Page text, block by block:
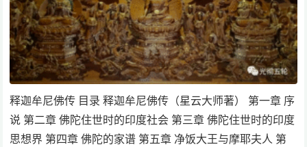
释迦牟尼佛传 目录 释迦牟尼佛传（星云大师著） 第一章 序
说 第二章 佛陀住世时的印度社会 第三章 佛陀住世时的印度
思想界 第四章 佛陀的家谱 第五章 净饭大王与摩耶夫人 第